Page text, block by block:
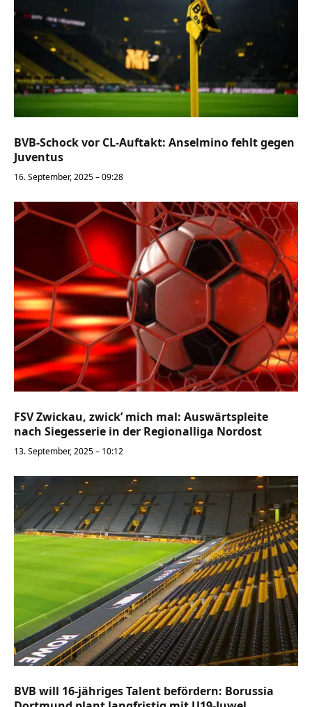
BVB-Schock vor CL-Auftakt: Anselmino fehlt gegen
Juventus
16. September, 2025 – 09:28
FSV Zwickau, zwick’ mich mal: Auswärtspleite
nach Siegesserie in der Regionalliga Nordost
13. September, 2025 – 10:12
BVB will 16-jähriges Talent befördern: Borussia